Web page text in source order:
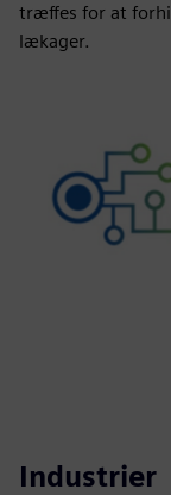
træffes for at
lækager.
Industrier